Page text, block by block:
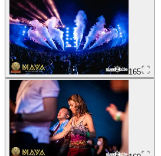
165